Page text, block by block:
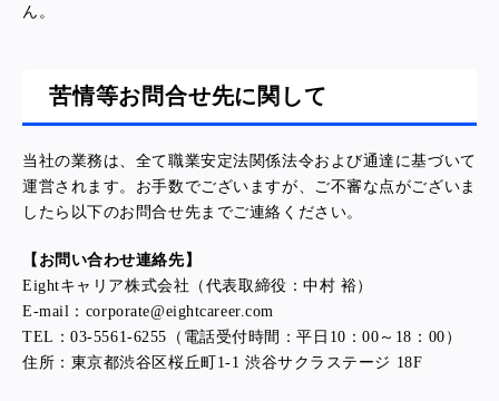
ん。
苦情等お問合せ先に関して
当社の業務は、全て職業安定法関係法令および通達に基づいて
運営されます。お手数でございますが、ご不審な点がございま
したら以下のお問合せ先までご連絡ください。
【お問い合わせ連絡先】
Eightキャリア株式会社 （代表取締役：中村 裕）
E-mail：corporate@eightcareer.com
TEL：03-5561-6255 （電話受付時間：平日10：00～18：00）
住所：東京都渋谷区桜丘町1-1 渋谷サクラステージ 18F